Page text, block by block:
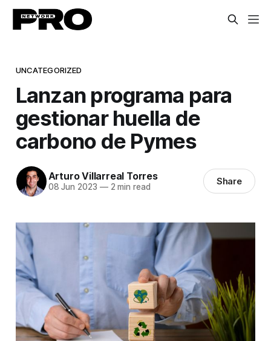
UNCATEGORIZED
Lanzan programa para
gestionar huella de
carbono de Pymes
Arturo Villarreal Torres
08 Jun 2023 —2 min read Share